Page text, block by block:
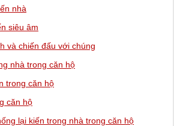
​​nhà
​​siêu âm
và chiến đấu với chúng
nhà trong căn hộ
​​trong căn hộ
căn hộ
lại kiến ​​trong nhà trong căn hộ